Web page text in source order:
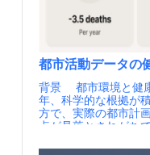
康維持や社会参加へ
の連携に関心が集ま
利用や、採算性の低
えるかといった、実
せられました。 日
手段ではなく、高齢
地域コミュニティを
した点が特徴です。
対する関心の高さがうか
町村に相当するコミ
りも比較的規模が小
体連合といった地方
轄するために、設置
実施内容 ポータルサイト
「
共交通のダイヤ（
らず、 リアルタイム
アデータ（48のデー
者、観客、観光客を
たことから、イル・
（Île-de-France
サービスのデジタル
た。なお、フランス
するのは地方公共団
割を担っています。 イル・ド・フランス都市圏
のトリップ数の推移
圏内の競技会場（出典①） 実施内
都市活動データの
背景 都市環境と健康との関係については、近
年、科学的な根拠が
方で、実際の都市計
点が見落とされがち
持つ可能性を最大限